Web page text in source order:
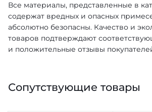
Все материалы, представленные в
содержат вредных и опасных
абсолютно безопасны. Качество и
товаров подтверждают
и положительные отзывы
Сопутствующие товары